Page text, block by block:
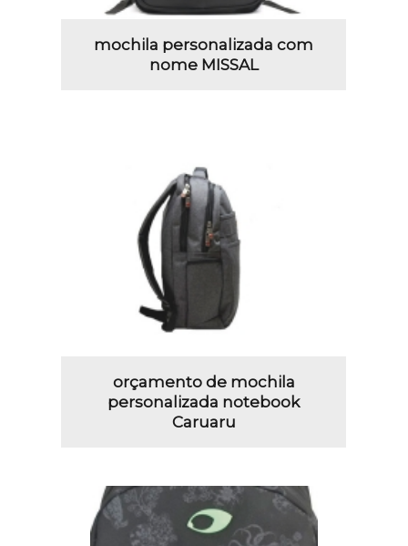
mochila personalizada com
nome MISSAL
orçamento de mochila
personalizada notebook
Caruaru